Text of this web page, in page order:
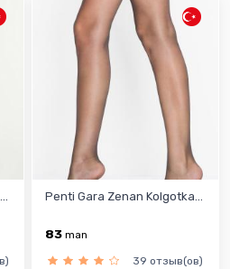
Penti Gara Zenan Kolgotka...
83 man
39 отзыв(ов)